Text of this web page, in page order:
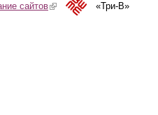
сайтов(link is external)«Три-В»